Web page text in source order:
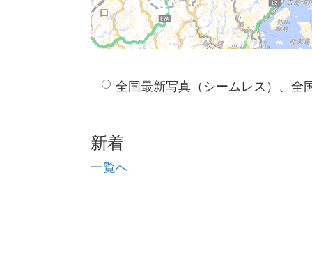
全国最新写真（シームレス）、全
新着
一覧へ